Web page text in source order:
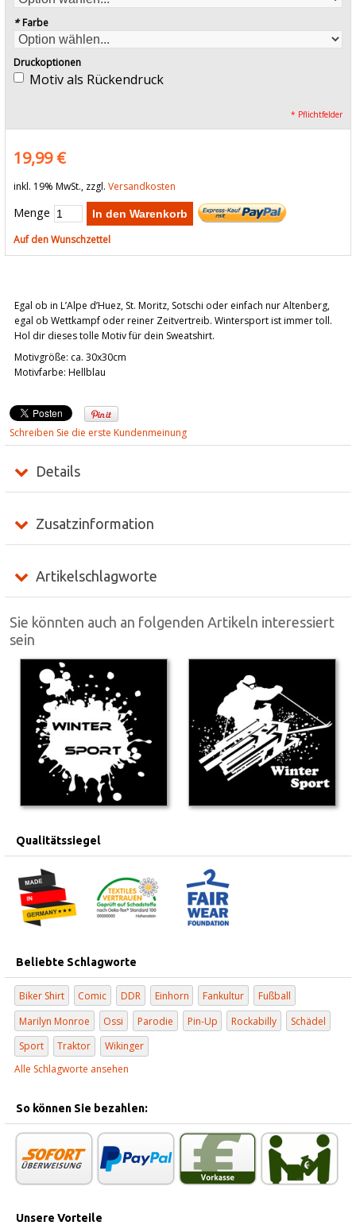
Egal ob in L’Alpe d’Huez, St. Moritz, Sotschi oder einfach nur Altenberg,
egal ob Wettkampf oder reiner Zeitvertreib. Wintersport ist immer toll.
Hol dir dieses tolle Motiv für dein Sweatshirt.
Motivgröße: ca. 30x30cm
Motivfarbe: Hellblau
* Farbe
Druckoptionen
Motiv als Rückendruck
* Pflichtfelder
19,99 €
inkl. 19% MwSt., zzgl. Versandkosten
Menge In den Warenkorb
Auf den Wunschzettel
Schreiben Sie die erste Kundenmeinung
Details
Zusatzinformation
Artikelschlagworte
Sie könnten auch an folgenden Artikeln interessiert
sein
Qualitätssiegel
Beliebte Schlagworte
Biker Shirt Comic DDR Einhorn Fankultur
Fußball
Marilyn Monroe
Ossi Parodie Pin-Up Rockabilly
Schädel
Sport
Traktor
Wikinger
Alle Schlagworte ansehen
So können Sie bezahlen:
Unsere Vorteile